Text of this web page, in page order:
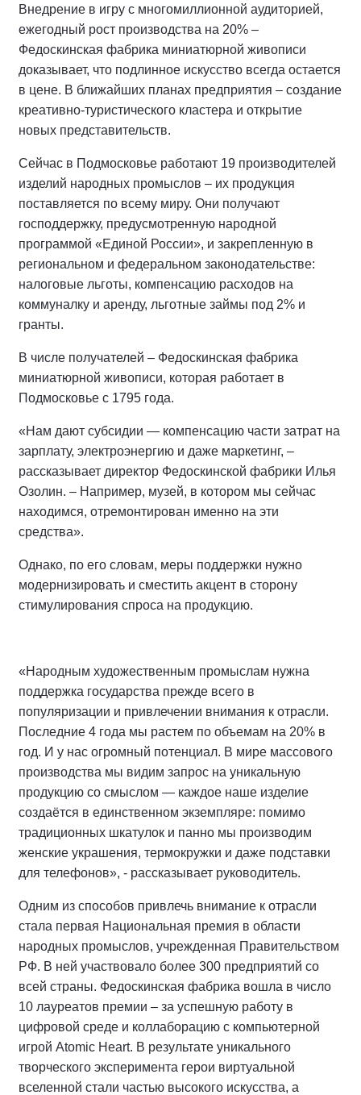
Внедрение в игру с многомиллионной аудиторией,
ежегодный рост производства на 20% –
Федоскинская фабрика миниатюрной живописи
доказывает, что подлинное искусство всегда остается
в цене. В ближайших планах предприятия – создание
креативно-туристического кластера и открытие
новых представительств.
Сейчас в Подмосковье работают 19 производителей
изделий народных промыслов – их продукция
поставляется по всему миру. Они получают
господдержку, предусмотренную народной
программой «Единой России», и закрепленную в
региональном и федеральном законодательстве:
налоговые льготы, компенсацию расходов на
коммуналку и аренду, льготные займы под 2% и
гранты.
В числе получателей – Федоскинская фабрика
миниатюрной живописи, которая работает в
Подмосковье с 1795 года.
«Нам дают субсидии — компенсацию части затрат на
зарплату, электроэнергию и даже маркетинг, –
рассказывает директор Федоскинской фабрики Илья
Озолин. – Например, музей, в котором мы сейчас
находимся, отремонтирован именно на эти
средства».
Однако, по его словам, меры поддержки нужно
модернизировать и сместить акцент в сторону
стимулирования спроса на продукцию.
«Народным художественным промыслам нужна
поддержка государства прежде всего в
популяризации и привлечении внимания к отрасли.
Последние 4 года мы растем по объемам на 20% в
год. И у нас огромный потенциал. В мире массового
производства мы видим запрос на уникальную
продукцию со смыслом — каждое наше изделие
создаётся в единственном экземпляре: помимо
традиционных шкатулок и панно мы производим
женские украшения, термокружки и даже подставки
для телефонов», - рассказывает руководитель.
Одним из способов привлечь внимание к отрасли
стала первая Национальная премия в области
народных промыслов, учрежденная Правительством
РФ. В ней участвовало более 300 предприятий со
всей страны. Федоскинская фабрика вошла в число
10 лауреатов премии – за успешную работу в
цифровой среде и коллаборацию с компьютерной
игрой Atomic Heart. В результате уникального
творческого эксперимента герои виртуальной
вселенной стали частью высокого искусства, а